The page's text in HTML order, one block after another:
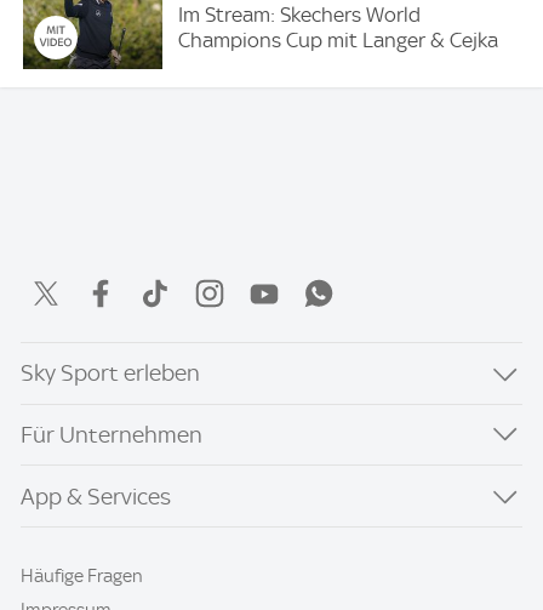
Im Stream: Skechers World
Champions Cup mit Langer & Cejka
Sky Sport erleben
Für Unternehmen
App & Services
Häufige Fragen